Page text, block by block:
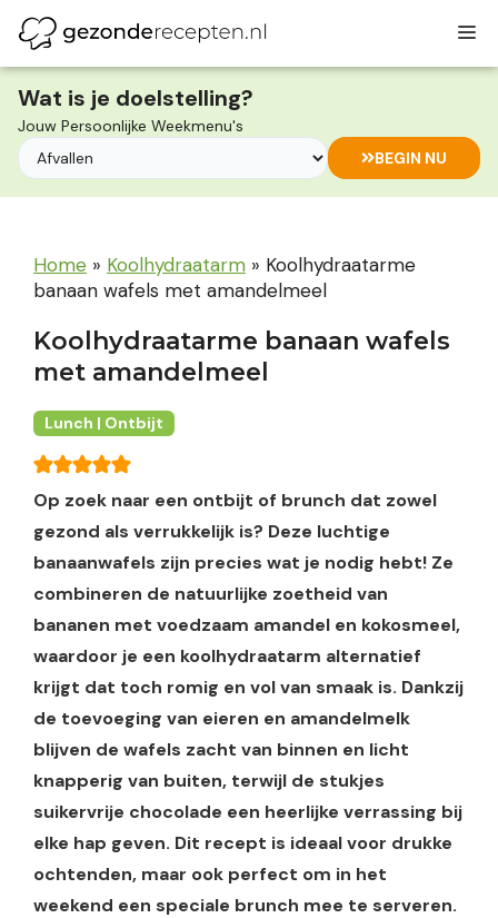
naar
de
inhoud
Wat is je doelstelling?
Jouw Persoonlijke Weekmenu's
BEGIN NU
Home » Koolhydraatarm » Koolhydraatarme
banaan wafels met amandelmeel
Koolhydraatarme banaan wafels
met amandelmeel
Lunch | Ontbijt
Op zoek naar een ontbijt of brunch dat zowel
gezond als verrukkelijk is? Deze luchtige
banaanwafels zijn precies wat je nodig hebt! Ze
combineren de natuurlijke zoetheid van
bananen met voedzaam amandel en kokosmeel,
waardoor je een koolhydraatarm alternatief
krijgt dat toch romig en vol van smaak is. Dankzij
de toevoeging van eieren en amandelmelk
blijven de wafels zacht van binnen en licht
knapperig van buiten, terwijl de stukjes
suikervrije chocolade een heerlijke verrassing bij
elke hap geven. Dit recept is ideaal voor drukke
ochtenden, maar ook perfect om in het
weekend een speciale brunch mee te serveren.